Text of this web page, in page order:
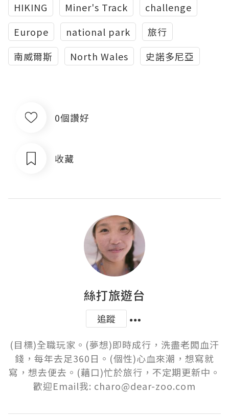
HIKING
Miner's Track
challenge
Europe
national park
旅行
南威爾斯
North Wales 史諾多尼亞
0個讚好
收藏
絲打旅遊台
追蹤
(目標)全職玩家。(夢想)即時成行，洗盡老闆血汗
錢，每年去足360日。(個性)心血來潮，想寫就
寫，想去便去。(藉口)忙於旅行，不定期更新中。
歡迎Email我: charo@dear-zoo.com